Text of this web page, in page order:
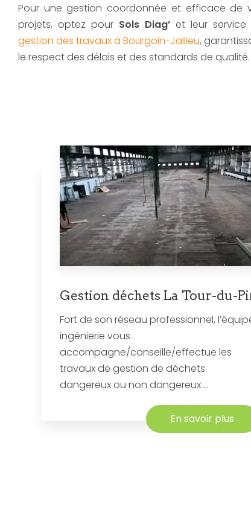
Pour une gestion coordonnée et efficace de
projets, optez pour Sols Diag’ et leur service
gestion des travaux à Bourgoin-Jallieu,
le respect des délais et des standards de qualité.
Gestion déchets La Tour-du-
Fort de son réseau professionnel,
ingénierie vous
accompagne/conseille/effectue les
travaux de gestion de déchets
dangereux ou non dangereux ...
En savoir plus